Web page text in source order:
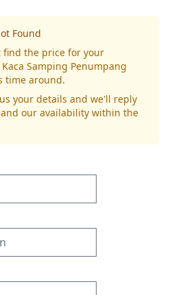
Found
find the price for your
Samping Penumpang
time around.
your details and we'll reply
our availability within the